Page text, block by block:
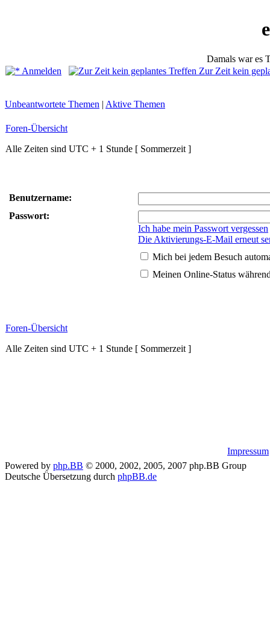
Damals war es
Anmelden
Zur Zeit kein
Unbeantwortete Themen | Aktive Themen
Foren-Übersicht
Alle Zeiten sind UTC + 1 Stunde [ Sommerzeit ]
Benutzername:
Passwort:
Ich habe mein Passwort vergessen
Die Aktivierungs-E-Mail erneut
Mich bei jedem Besuch
Meinen Online-Status
Foren-Übersicht
Alle Zeiten sind UTC + 1 Stunde [ Sommerzeit ]
Impressum
Powered by php.BB © 2000, 2002, 2005, 2007 php.BB Group
Deutsche Übersetzung durch phpBB.de